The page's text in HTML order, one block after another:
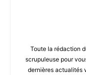
Toute la rédaction
scrupuleuse pour
dernières actualités